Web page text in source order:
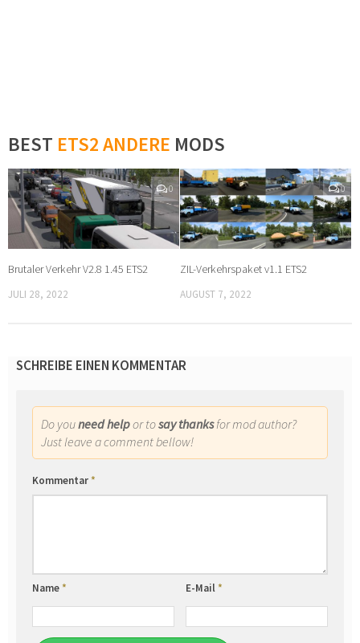
BEST ETS2 ANDERE MODS
0
Brutaler Verkehr V2.8 1.45 ETS2
JULI 28, 2022
0
ZIL-Verkehrspaket v1.1 ETS2
AUGUST 7, 2022
SCHREIBE EINEN KOMMENTAR
Do youneed helpor tosay thanksfor mod author?
Just leave a comment bellow!
Kommentar*
Name* E-Mail*